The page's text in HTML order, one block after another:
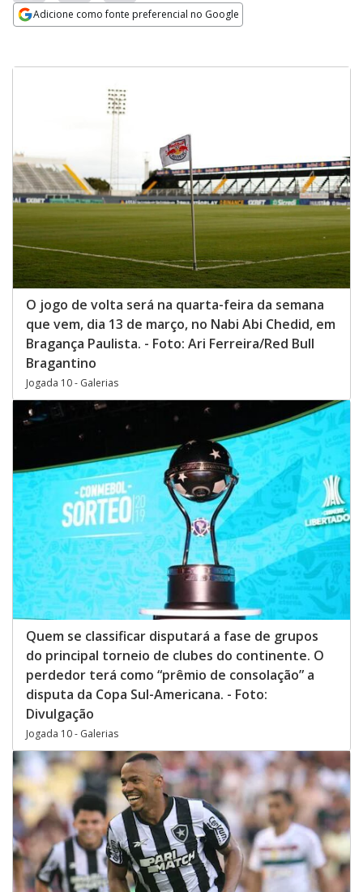
Adicione como fonte preferencial no Google
O jogo de volta será na quarta-feira da semana
que vem, dia 13 de março, no Nabi Abi Chedid, em
Bragança Paulista. - Foto: Ari Ferreira/Red Bull
Bragantino
Jogada 10 - Galerias
Quem se classificar disputará a fase de grupos
do principal torneio de clubes do continente. O
perdedor terá como “prêmio de consolação” a
disputa da Copa Sul-Americana. - Foto:
Divulgação
Jogada 10 - Galerias